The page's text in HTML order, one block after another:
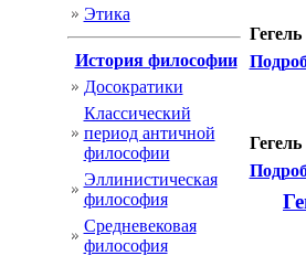
Этика
История философии
Досократики
Классический
период античной
философии
Эллинистическая
философия
Cредневековая
философия
Гегель
Гегель